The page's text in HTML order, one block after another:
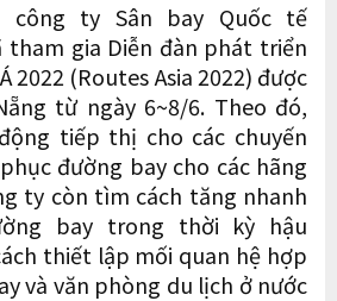
công ty Sân bay Quốc tế
tham gia Diễn đàn phát triển
2022 (Routes Asia 2022) được
từ ngày 6~8/6. Theo đó,
tiếp thị cho các chuyến
đường bay cho các hãng
ty còn tìm cách tăng nhanh
bay trong thời kỳ hậu
thiết lập mối quan hệ hợp
và văn phòng du lịch ở nước